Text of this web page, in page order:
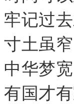
牢记过
寸土虽
中华梦
有国才